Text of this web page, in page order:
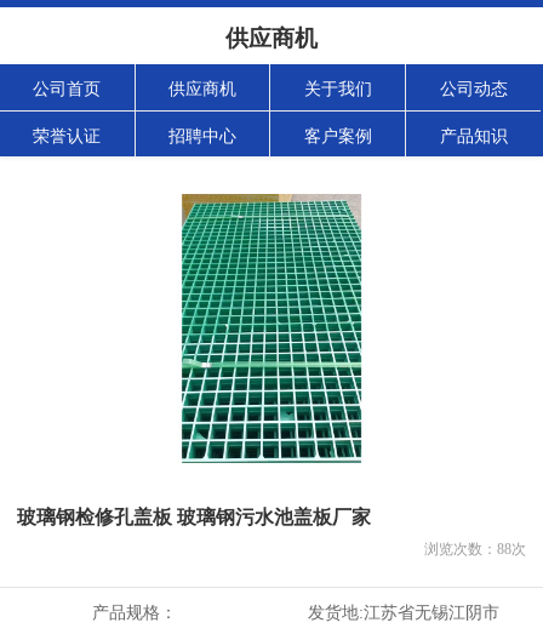
供应商机
公司首页 供应商机 关于我们 公司动态
荣誉认证 招聘中心 客户案例 产品知识
玻璃钢检修孔盖板 玻璃钢污水池盖板厂家
浏览次数： 88次
产品规格： 发货地:江苏省无锡江阴市